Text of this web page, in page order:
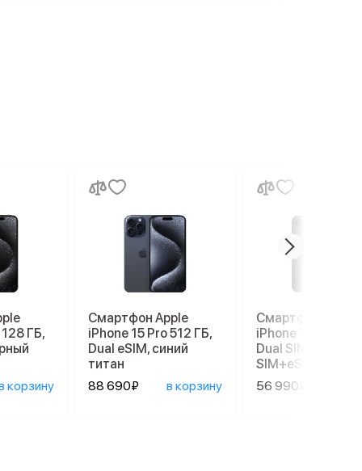
ГБ,
корзину
Смартфон Apple
iPhone 15 Pro 512 ГБ,
Dual eSIM, синий
титан
88 690₽
в корзину
Смартфон Apple
iPhone 17e 256
Dual SIM (nano
SIM+eSIM), Black
56 990₽